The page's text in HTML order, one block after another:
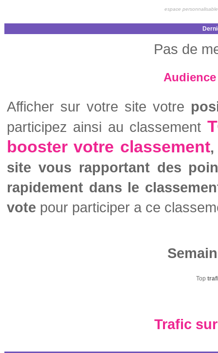
espace
Pas de
Afficher sur votre site votre
participez ainsi au classement
booster votre classement,
site vous rapportant des
rapidement dans le
vote pour participer a ce
Top
Trafic